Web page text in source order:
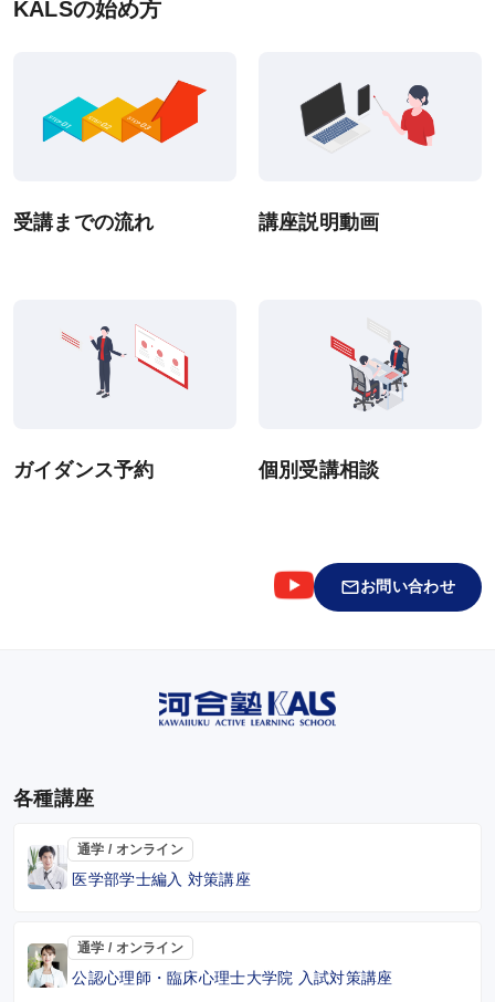
システム環境
特定商取引法に基づく表示
KALSの始め方
受講までの流れ 講座説明動画
ガイダンス予約 個別受講相談
お問い合わせ
各種講座
通学 / オンライン
医学部学士編入 対策講座
通学 / オンライン
公認心理師・臨床心理士大学院 入試対策講座